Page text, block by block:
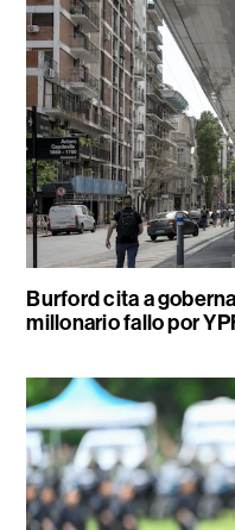
Burford cita a
millonario fallo por